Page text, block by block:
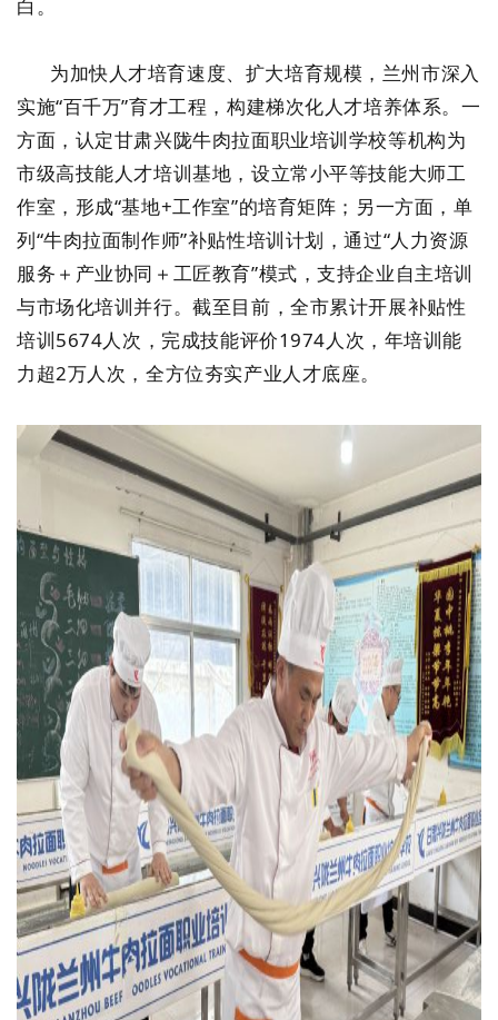
白。
为加快人才培育速度、扩大培育规模，兰州市深入
实施“百千万”育才工程，构建梯次化人才培养体系。一
方面，认定甘肃兴陇牛肉拉面职业培训学校等机构为
市级高技能人才培训基地，设立常小平等技能大师工
作室，形成“基地+工作室”的培育矩阵；另一方面，单
列“牛肉拉面制作师”补贴性培训计划，通过“人力资源
服务＋产业协同＋工匠教育”模式，支持企业自主培训
与市场化培训并行。截至目前，全市累计开展补贴性
培训5674人次，完成技能评价1974人次，年培训能
力超2万人次，全方位夯实产业人才底座。